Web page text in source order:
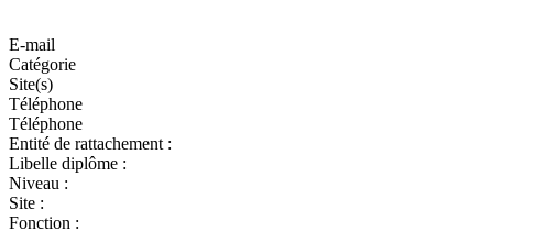
E-mail
Catégorie
Site(s)
Téléphone
Téléphone
Entité de rattachement :
Libelle diplôme :
Niveau :
Site :
Fonction :